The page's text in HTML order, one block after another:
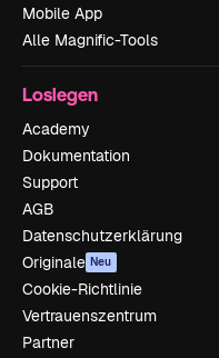
Mobile App
Alle Magnific-Tools
Loslegen
Academy
Dokumentation
Support
AGB
Datenschutzerklärung
Originale Neu
Cookie-Richtlinie
Vertrauenszentrum
Partner